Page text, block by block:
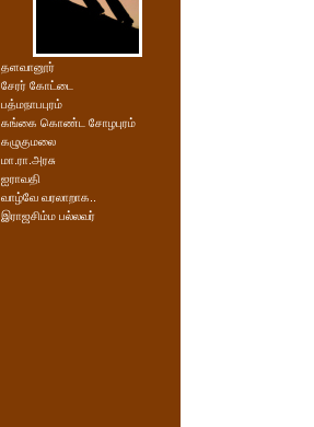
தளவானூர்
சேரர் கோட்டை
பத்மநாபபுரம்
கங்கை கொண்ட சோழபுரம்
கழுகுமலை
மா.ரா.அரசு
ஐராவதி
வாழ்வே வரலாறாக..
இராஜசிம்ம பல்லவர்